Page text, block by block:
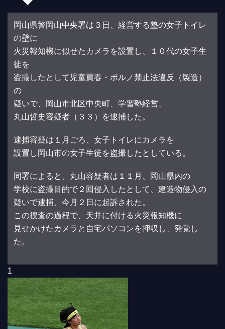
岡山県警岡山中央署は３日、経営する塾の女子トイレ
の壁に
火災報知機に似せたカメラを設置し、１０代の女子生
徒を
盗撮したとして児童買春・ポルノ禁止法違反（製造）
の
疑いで、岡山市北区中央町、学習塾経営、
丸山哲史容疑者（３３）を逮捕した。
逮捕容疑は１月ごろ、女子トイレにカメラを
設置し岡山市の女子生徒を盗撮したとしている。
同署によると、丸山容疑者は１１月、岡山県内の
学校に盗撮目的で２回侵入したとして、建造物侵入の
疑いで逮捕、今月２日に起訴された。
この捜査の過程で、天井に付ける火災報知機に
見せかけたカメラと自宅パソコンを押収し、発覚し
た。
1